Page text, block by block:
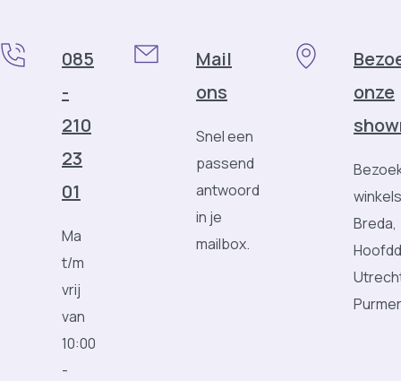
085
-
210
23
01
Ma
t/m
vrij
van
10:00
-
Mail
ons
Snel een
passend
antwoord
in je
mailbox.
onze
Breda,